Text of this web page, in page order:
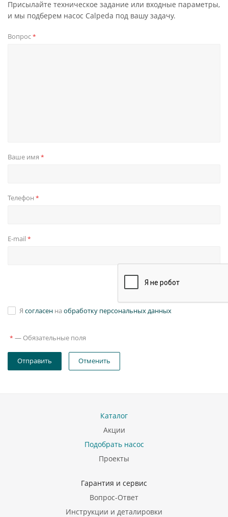
Присылайте техническое задание или входные параметры,
и мы подберем насос Calpeda под вашу задачу.
Вопрос*
Ваше имя *
Телефон *
E-mail *
Я согласен на обработку персональных данных
* — Обязательные поля
Отправить Отменить
Каталог
Акции
Подобрать насос
Проекты
Гарантия и сервис
Вопрос-Ответ
Инструкции и деталировки